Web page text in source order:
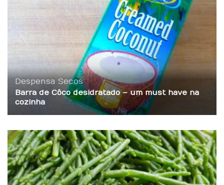
Despensa Secos
Barra de Côco desidratado – um must have na
cozinha